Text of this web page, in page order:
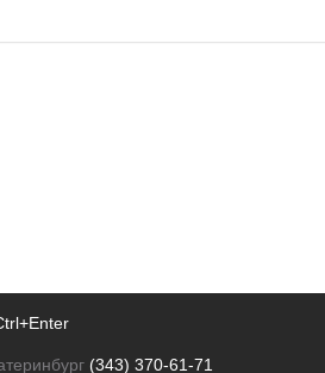
(343) 370-61-71